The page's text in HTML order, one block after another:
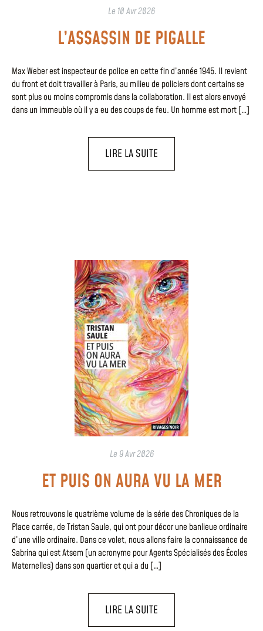
Le 10 Avr 2026
L’ASSASSIN DE PIGALLE
Max Weber est inspecteur de police en cette fin d’année 1945. Il revient
du front et doit travailler à Paris, au milieu de policiers dont certains se
sont plus ou moins compromis dans la collaboration. Il est alors envoyé
dans un immeuble où il y a eu des coups de feu. Un homme est mort […]
LIRE LA SUITE
Le 9 Avr 2026
ET PUIS ON AURA VU LA MER
Nous retrouvons le quatrième volume de la série des Chroniques de la
Place carrée, de Tristan Saule, qui ont pour décor une banlieue ordinaire
d’une ville ordinaire. Dans ce volet, nous allons faire la connaissance de
Sabrina qui est Atsem (un acronyme pour Agents Spécialisés des Écoles
Maternelles) dans son quartier et qui a du […]
LIRE LA SUITE